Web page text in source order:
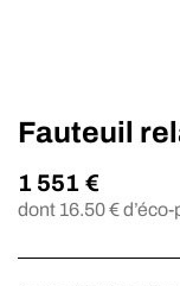
Fauteuil
1 551 €
dont 16.50€